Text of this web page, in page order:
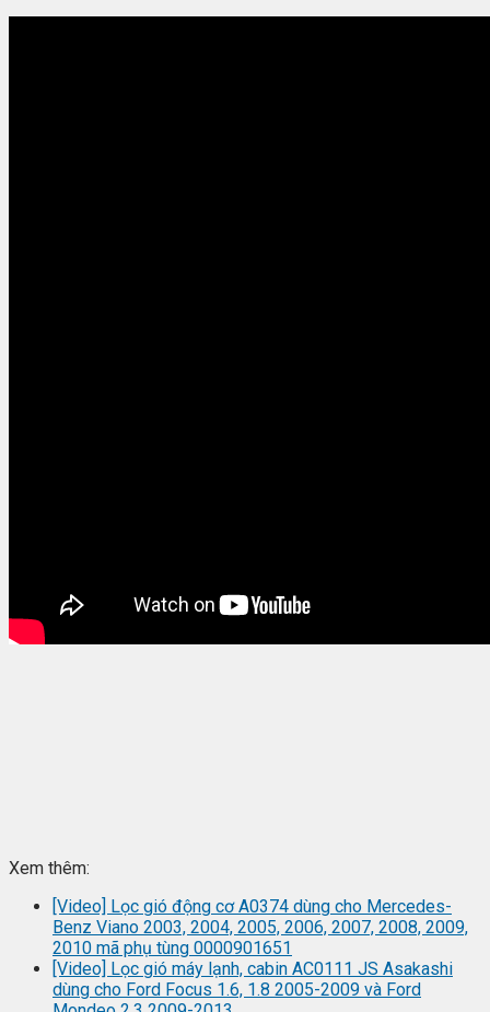
Xem thêm:
[Video] Lọc gió động cơ A0374 dùng cho Mercedes-
Benz Viano 2003, 2004, 2005, 2006, 2007, 2008, 2009,
2010 mã phụ tùng 0000901651
[Video] Lọc gió máy lạnh, cabin AC0111 JS Asakashi
dùng cho Ford Focus 1.6, 1.8 2005-2009 và Ford